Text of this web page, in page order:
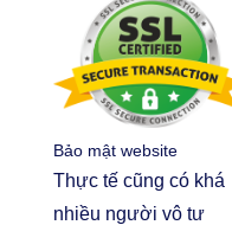
Bảo mật website
Thực tế cũng có khá
nhiều người vô tư